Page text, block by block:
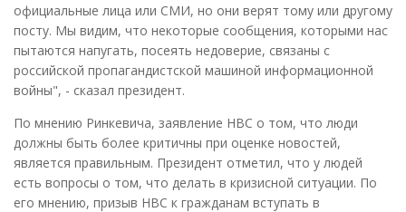
официальные лица или СМИ, но они верят тому или другому
посту. Мы видим, что некоторые сообщения, которыми нас
пытаются напугать, посеять недоверие, связаны с
российской пропагандистской машиной информационной
войны", - сказал президент.
По мнению Ринкевича, заявление НВС о том, что люди
должны быть более критичны при оценке новостей,
является правильным. Президент отметил, что у людей
есть вопросы о том, что делать в кризисной ситуации. По
его мнению, призыв НВС к гражданам вступать в